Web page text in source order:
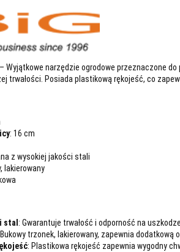
– Wyjątkowe narzędzie ogrodowe przeznaczone
trwałości. Posiada plastikową rękojeść, co
: 16 cm
z wysokiej jakości stali
lakierowany
stal : Gwarantuje trwałość i odporność na
trzonek, lakierowany, zapewnia
: Plastikowa rękojeść zapewnia wygodny